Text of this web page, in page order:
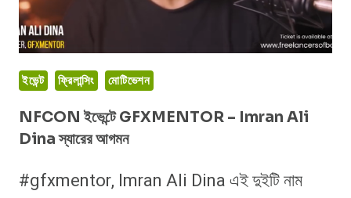
ইভেন্ট ফ্রিলান্সিং মোটিভেশন
NFCON ইভেন্টে GFXMENTOR – Imran Ali
Dina স্যারের আগমন
#gfxmentor, Imran Ali Dina এই দুইটি নাম